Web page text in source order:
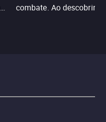
combate. Ao descobrir a